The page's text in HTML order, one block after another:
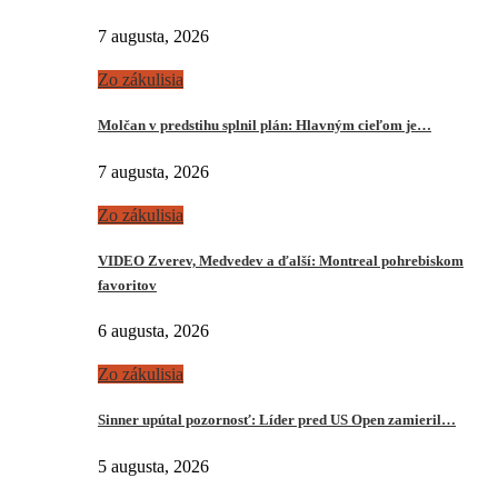
7 augusta, 2026
Zo zákulisia
Molčan v predstihu splnil plán: Hlavným cieľom je…
7 augusta, 2026
Zo zákulisia
VIDEO Zverev, Medvedev a ďalší: Montreal pohrebiskom
favoritov
6 augusta, 2026
Zo zákulisia
Sinner upútal pozornosť: Líder pred US Open zamieril…
5 augusta, 2026